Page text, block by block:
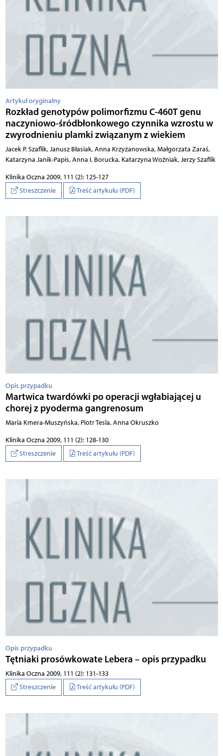
Artykuł oryginalny
Rozkład genotypów polimorfizmu C-460T genu
naczyniowo-śródbłonkowego czynnika wzrostu w
zwyrodnieniu plamki związanym z wiekiem
Jacek P. Szaflik, Janusz Błasiak, Anna Krzyżanowska, Małgorzata Zaraś,
Katarzyna Janik-Papis, Anna I. Borucka, Katarzyna Woźniak, Jerzy Szaflik
Klinika Oczna 2009, 111 (2): 125-127
Streszczenie
Treść artykułu (PDF)
Opis przypadku
Martwica twardówki po operacji wgłabiającej u
chorej z pyoderma gangrenosum
Maria Kmera-Muszyńska, Piotr Tesla, Anna Okruszko
Klinika Oczna 2009, 111 (2): 128-130
Streszczenie
Treść artykułu (PDF)
Opis przypadku
Tętniaki prosówkowate Lebera – opis przypadku
Klinika Oczna 2009, 111 (2): 131-133
Streszczenie
Treść artykułu (PDF)